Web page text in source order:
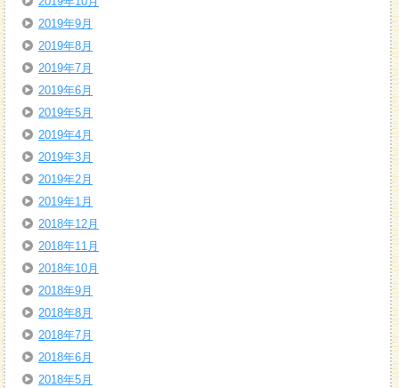
2019年9月
2019年8月
2019年7月
2019年6月
2019年5月
2019年4月
2019年3月
2019年2月
2019年1月
2018年12月
2018年11月
2018年10月
2018年9月
2018年8月
2018年7月
2018年6月
2018年5月